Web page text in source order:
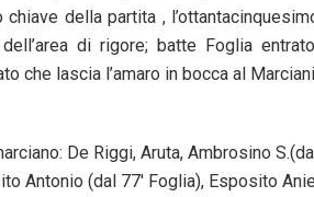
chiave della partita ,
di rigore; batte Foglia
che lascia l’amaro in bocca al
De Riggi, Aruta, Ambrosino
Antonio (dal 77′ Foglia), Esposito